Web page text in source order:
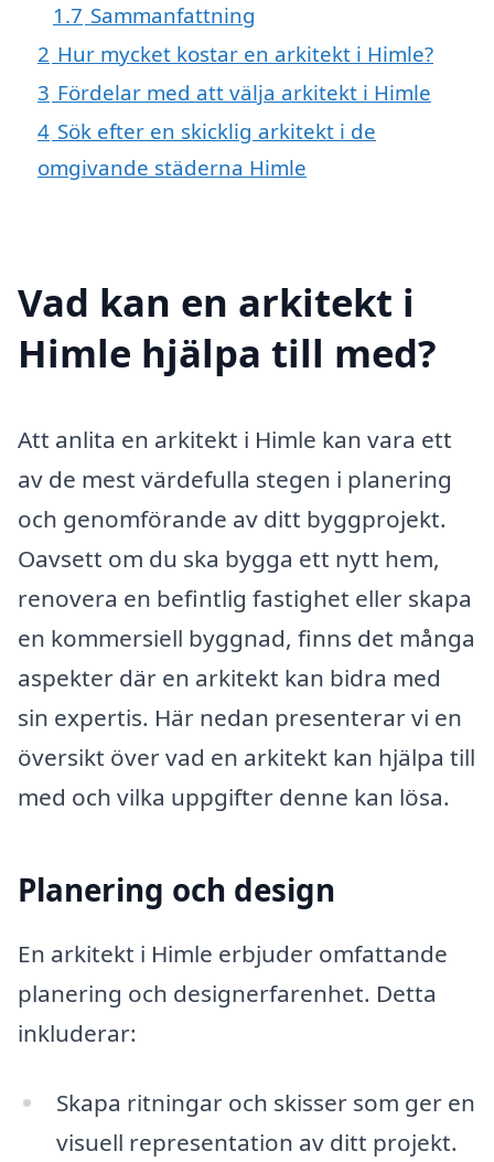
1.7 Sammanfattning
2 Hur mycket kostar en arkitekt i Himle?
3 Fördelar med att välja arkitekt i Himle
4 Sök efter en skicklig arkitekt i de
omgivande städerna Himle
Vad kan en arkitekt i
Himle hjälpa till med?
Att anlita en arkitekt i Himle kan vara ett
av de mest värdefulla stegen i planering
och genomförande av ditt byggprojekt.
Oavsett om du ska bygga ett nytt hem,
renovera en befintlig fastighet eller skapa
en kommersiell byggnad, finns det många
aspekter där en arkitekt kan bidra med
sin expertis. Här nedan presenterar vi en
översikt över vad en arkitekt kan hjälpa till
med och vilka uppgifter denne kan lösa.
Planering och design
En arkitekt i Himle erbjuder omfattande
planering och designerfarenhet. Detta
inkluderar:
Skapa ritningar och skisser som ger en
visuell representation av ditt projekt.